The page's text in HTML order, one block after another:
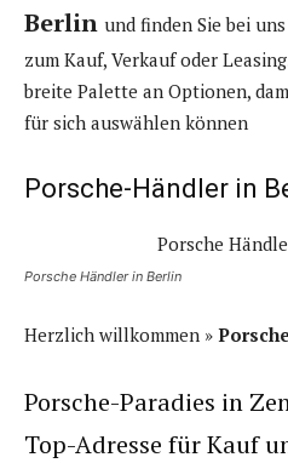
Berlin und finden Sie bei
zum Kauf, Verkauf oder
breite Palette an Optionen,
für sich auswählen können
Porsche-Händler in
Porsche Händler in Berlin
Herzlich willkommen »
Porsche-Paradies in
Top-Adresse für Kauf